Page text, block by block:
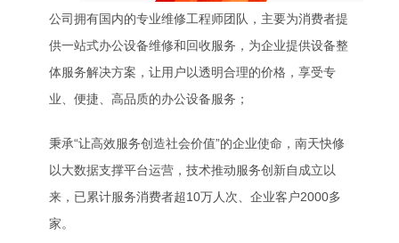
公司拥有国内的专业维修工程师团队，主要为消费者提
供一站式办公设备维修和回收服务，为企业提供设备整
体服务解决方案，让用户以透明合理的价格，享受专
业、便捷、高品质的办公设备服务；
秉承“让高效服务创造社会价值”的企业使命，南天快修
以大数据支撑平台运营，技术推动服务创新自成立以
来，已累计服务消费者超10万人次、企业客户2000多
家。